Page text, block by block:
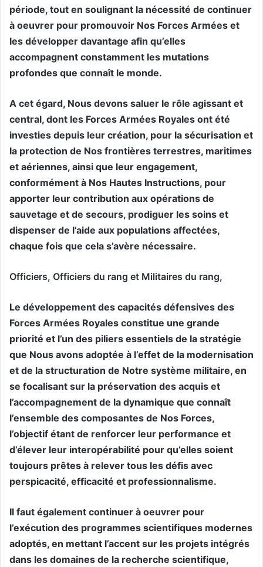
période, tout en soulignant la nécessité de continuer
à oeuvrer pour promouvoir Nos Forces Armées et
les développer davantage afin qu’elles
accompagnent constamment les mutations
profondes que connaît le monde.
A cet égard, Nous devons saluer le rôle agissant et
central, dont les Forces Armées Royales ont été
investies depuis leur création, pour la sécurisation et
la protection de Nos frontières terrestres, maritimes
et aériennes, ainsi que leur engagement,
conformément à Nos Hautes Instructions, pour
apporter leur contribution aux opérations de
sauvetage et de secours, prodiguer les soins et
dispenser de l’aide aux populations affectées,
chaque fois que cela s’avère nécessaire.
Officiers, Officiers du rang et Militaires du rang,
Le développement des capacités défensives des
Forces Armées Royales constitue une grande
priorité et l’un des piliers essentiels de la stratégie
que Nous avons adoptée à l’effet de la modernisation
et de la structuration de Notre système militaire, en
se focalisant sur la préservation des acquis et
l’accompagnement de la dynamique que connaît
l’ensemble des composantes de Nos Forces,
l’objectif étant de renforcer leur performance et
d’élever leur interopérabilité pour qu’elles soient
toujours prêtes à relever tous les défis avec
perspicacité, efficacité et professionnalisme.
Il faut également continuer à oeuvrer pour
l’exécution des programmes scientifiques modernes
adoptés, en mettant l’accent sur les projets intégrés
dans les domaines de la recherche scientifique,